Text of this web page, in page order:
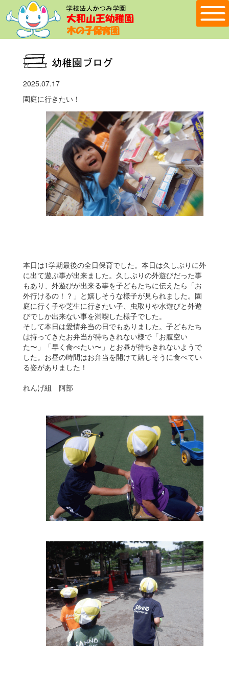
2025.07.17
園庭に行きたい！
本日は1学期最後の全日保育でした。本日は久しぶりに外
に出て遊ぶ事が出来ました。久しぶりの外遊びだった事
もあり、外遊びが出来る事を子どもたちに伝えたら「お
外行けるの！？」と嬉しそうな様子が見られました。園
庭に行く子や芝生に行きたい子、虫取りや水遊びと外遊
びでしか出来ない事を満喫した様子でした。
そして本日は愛情弁当の日でもありました。子どもたち
は持ってきたお弁当が待ちきれない様で「お腹空い
た〜」「早く食べたい〜」とお昼が待ちきれないようで
した。お昼の時間はお弁当を開けて嬉しそうに食べてい
る姿がありました！
れんげ組 阿部